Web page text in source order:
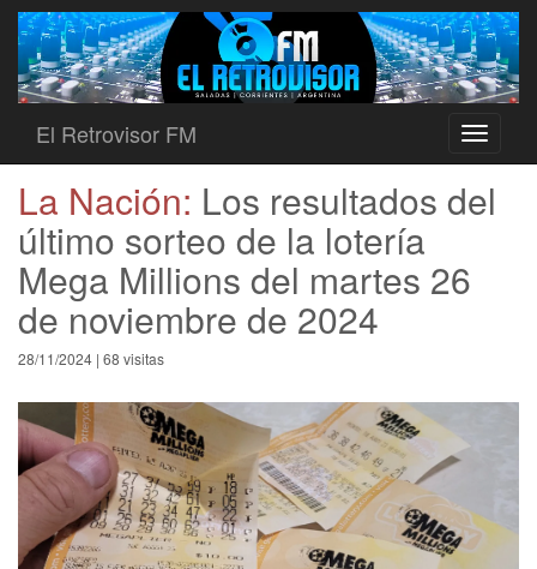
Toggle
El Retrovisor FM
La Nación: Los resultados del
último sorteo de la lotería
Mega Millions del martes 26
de noviembre de 2024
28/11/2024 | 68 visitas